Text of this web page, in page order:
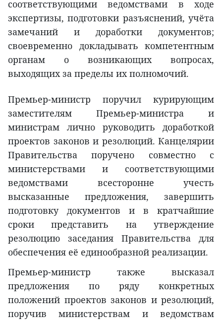
соответствующими ведомствами в ходе
экспертизы, подготовки разъяснений, учёта
замечаний и доработки документов;
своевременно докладывать компетентным
органам о возникающих вопросах,
выходящих за пределы их полномочий.
Премьер-министр поручил курирующим
заместителям Премьер-министра и
министрам лично руководить доработкой
проектов законов и резолюций. Канцелярии
Правительства поручено совместно с
министерствами и соответствующими
ведомствами всесторонне учесть
высказанные предложения, завершить
подготовку документов и в кратчайшие
сроки представить на утверждение
резолюцию заседания Правительства для
обеспечения её единообразной реализации.
Премьер-министр также высказал
предложения по ряду конкретных
положений проектов законов и резолюций,
поручив министерствам и ведомствам